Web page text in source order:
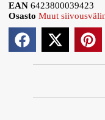
EAN6423800039423
Osasto Muut